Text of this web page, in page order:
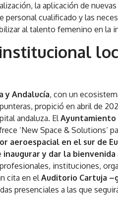
la aplicación de
cualificado y las
al talento femenino en la
y Andalucía, con un
propició en abril de
andaluza. ElAyuntamiento
‘New Space & Solutions’
aeroespacial en el sur de
inaugurar y dar la bienvenida
instituciones,
cita en elAuditorio Cartuja
presenciales a las que